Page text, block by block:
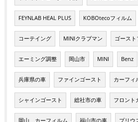
FEYNLAB HEAL PLUS KOBOtecoフィルム
コーテイング MINIクラブマン ゴースト
エーミング調整 岡山市 MINI Benz
兵庫県の車 ファインゴースト カーフィ
シャインゴースト 総社市の車 フロント
岡山 カーフィルム 福山市の車 プリウ